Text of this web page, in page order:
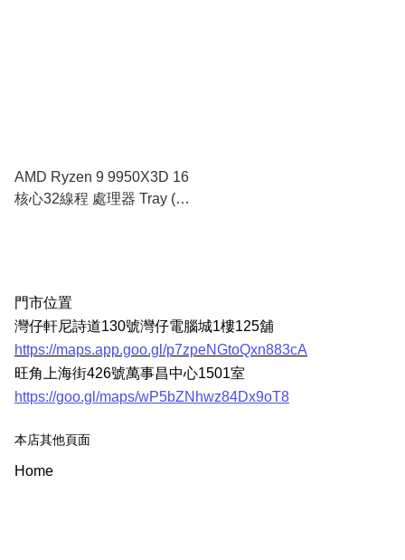
AMD Ryzen 9 9950X3D 16
核心32線程 處理器 Tray (不
門市位置
灣仔軒尼詩道130號灣仔電腦城1樓125舖
https://maps.app.goo.gl/p7zpeNGtoQxn883cA
旺角上海街426號萬事昌中心1501室
https://goo.gl/maps/wP5bZNhwz84Dx9oT8
本店其他頁面
Home